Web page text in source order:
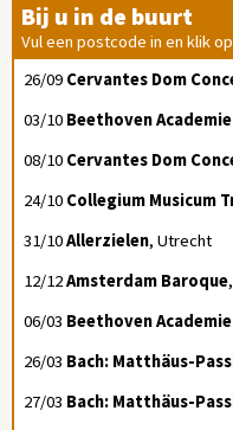
Bij u in de buurt
Vul een postcode in en klik
26/09 Cervantes Dom
03/10 Beethoven
08/10 Cervantes Dom
24/10 Collegium Musicum
31/10Allerzielen, Utrecht
12/12Amsterdam Baroque
06/03 Beethoven
26/03 Bach: Matthäus-
27/03 Bach: Matthäus-